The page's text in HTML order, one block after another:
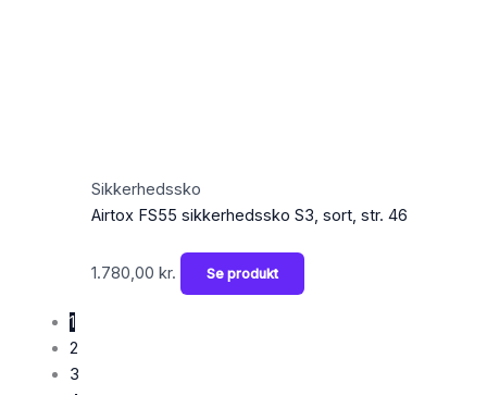
Sikkerhedssko
Airtox FS55 sikkerhedssko S3, sort, str. 46
1.780,00 kr. Se produkt
1
2
3